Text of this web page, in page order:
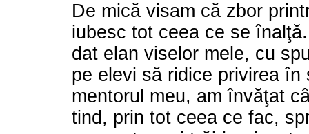
De mică visam că zbor
iubesc tot ceea ce se
dat elan viselor mele, cu
pe elevi să ridice privirea în
mentorul meu, am învăţat
tind, prin tot ceea ce fac,